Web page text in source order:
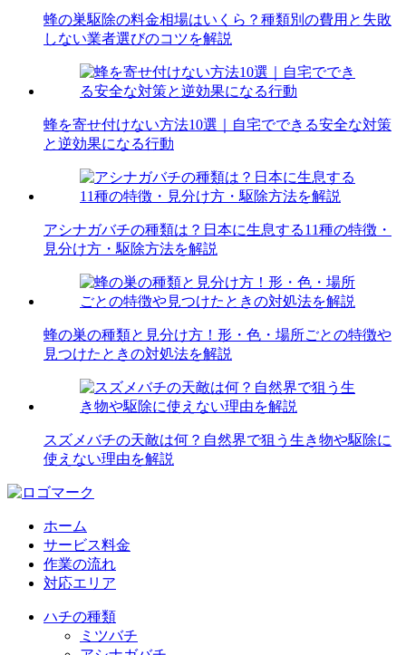
蜂の巣駆除の料金相場はいくら？種類別の費用と失敗
しない業者選びのコツを解説
蜂を寄せ付けない方法10選｜自宅でできる安全な対策
と逆効果になる行動
アシナガバチの種類は？日本に生息する11種の特徴・
見分け方・駆除方法を解説
蜂の巣の種類と見分け方！形・色・場所ごとの特徴や
見つけたときの対処法を解説
スズメバチの天敵は何？自然界で狙う生き物や駆除に
使えない理由を解説
ホーム
サービス料金
作業の流れ
対応エリア
ハチの種類
ミツバチ